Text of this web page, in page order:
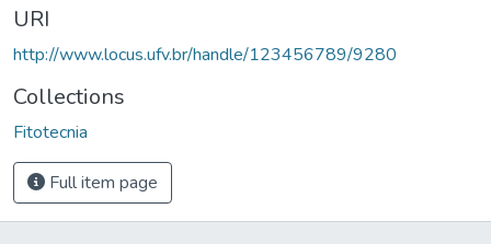
URI
http://www.locus.ufv.br/handle/123456789/9280
Collections
Fitotecnia
Full item page